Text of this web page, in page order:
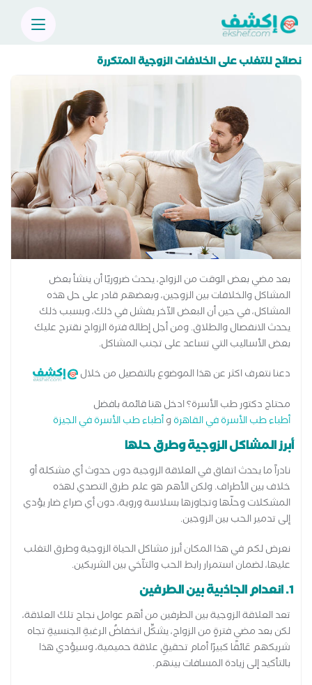
نصائح للتغلب على الخلافات الزوجية المتكررة
بعد مضي بعض الوقت من الزواج، يحدث ضروريًا أن ينشأ بعض
المشاكل والخلافات بين الزوجين، وبعضهم قادر على حل هذه
المشاكل، في حين أن البعض الآخر يفشل في ذلك، وبسبب ذلك
يحدث الانفصال والطلاق. ومن أجل إطالة فترة الزواج نقترح عليك
بعض الأساليب التي تساعد على تجنب المشاكل.
دعنا نتعرف اكثر عن هذا الموضوع بالتفصيل من خلال
محتاج دكتور طب الأسرة؟ ادخل هنا قائمة بافضل
أطباء طب الأسرة في القاهرةوأطباء طب الأسرة في الجيزة
أبرز المشاكل الزوجية وطرق حلها
نادراً ما يحدث اتفاق في العلاقة الزوجية دون حدوث أي مشكلة أو
خلاف بين الأطراف. ولكن الأهم هو علم طرق التصدي لهذه
المشكلات وحلّها وتجاوزها بسلاسة وروية، دون أي صراع ضار يؤدي
إلى تدمير الحب بين الزوجين.
نعرض لكم في هذا المكان أبرز مشاكل الحياة الزوجية وطرق التغلب
عليها، لضمان استمرار رابط الحب والتآخي بين الشريكين.
1. انعدام الجاذبية بين الطرفين
تعد العلاقة الزوجية بين الطرفين من أهم عوامل نجاح تلك العلاقة،
لكن بعد مضي فترةٍ من الزواج، يشكِّل انخفاضُ الرغبةِ الجنسيةِ تجاه
شريكهم عَائقًا كبيرًا أمام تحقيقِ علاقة حميمية، وسيؤدي هذا
بالتأكيد إلى زيادة المسافات بينهم.